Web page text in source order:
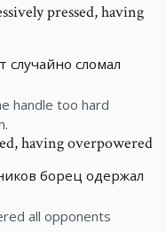
pressed, having
сломал
handle too hard
having overpowered
борец одержал
all opponents